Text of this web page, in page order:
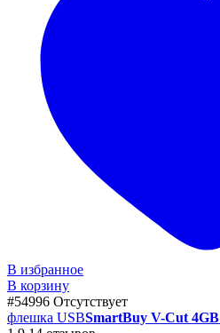
В избранное
В корзину
#54996 Отсутствует
флешка USBSmartBuy V-Cut 4GB